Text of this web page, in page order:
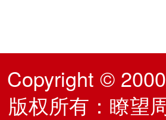
Copyright ©
版权所有：瞭